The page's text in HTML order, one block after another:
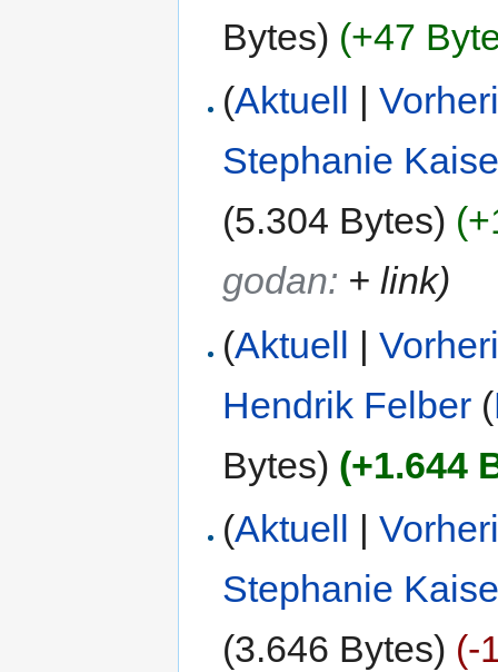
Bytes) (+47
(Aktuell |
Stephanie
(5.304 Bytes)
godan: + link)
(Aktuell |
Hendrik Felber (
Bytes) (+1.644
(Aktuell |
Stephanie
(3.646 Bytes) (-